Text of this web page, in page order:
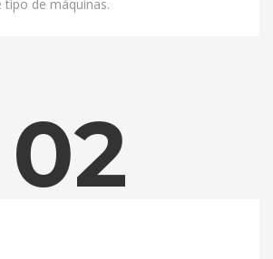
de máquinas.
02